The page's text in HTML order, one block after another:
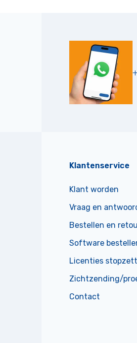
Klantenservice
Klant worden
Vraag en
Bestellen en
Software
Licenties
Zichtzending/
Contact